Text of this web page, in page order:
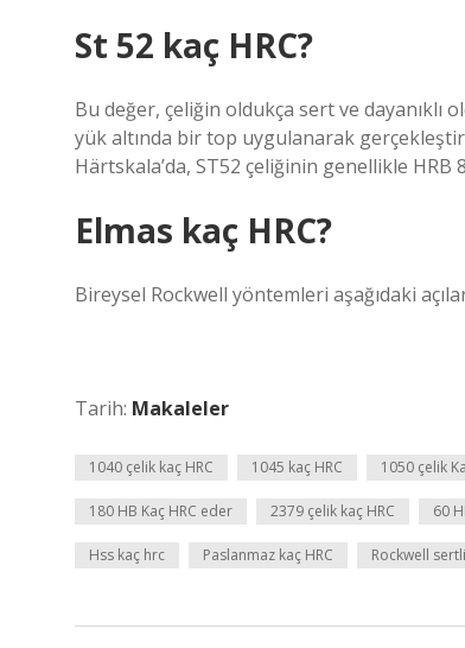
St 52 kaç HRC?
Bu değer, çeliğin oldukça sert ve
yük altında bir top uygulanarak
Härtskala’da, ST52 çeliğinin genellikle HRB
Elmas kaç HRC?
Bireysel Rockwell yöntemleri aşağıdaki
Tarih: Makaleler
1040 çelik kaç HRC 1045 kaç HRC 1050 çelik
180 HB Kaç HRC eder 2379 çelik kaç HRC 60
Hss kaç hrc Paslanmaz kaç HRC Rockwell